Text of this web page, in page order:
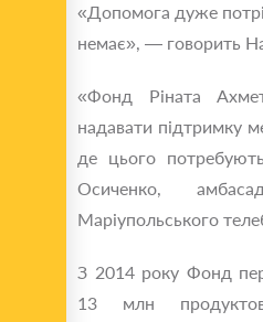
«Допомога дуже
немає», — говорить
«Фонд Ріната
надавати підтримку
де цього
Осиченко,
Маріупольського
З 2014 року Фонд
13 млн